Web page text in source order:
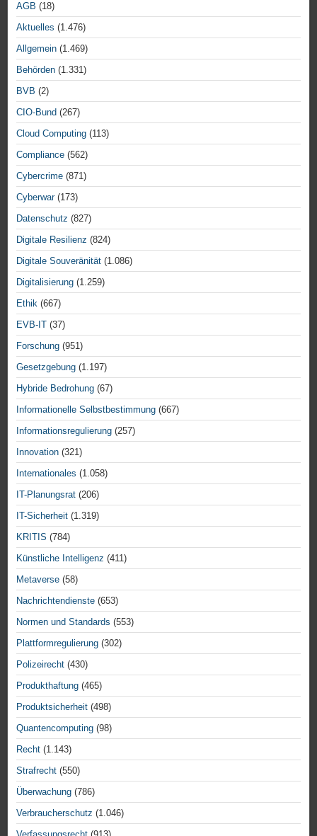
AGB (18)
Aktuelles (1.476)
Allgemein (1.469)
Behörden (1.331)
BVB (2)
CIO-Bund (267)
Cloud Computing (113)
Compliance (562)
Cybercrime (871)
Cyberwar(173)
Datenschutz (827)
Digitale Resilienz (824)
Digitale Souveränität (1.086)
Digitalisierung (1.259)
Ethik (667)
EVB-IT (37)
Forschung (951)
Gesetzgebung (1.197)
Hybride Bedrohung (67)
Informationelle Selbstbestimmung (667)
Informationsregulierung (257)
Innovation (321)
Internationales (1.058)
IT-Planungsrat (206)
IT-Sicherheit (1.319)
KRITIS (784)
Künstliche Intelligenz (411)
Metaverse (58)
Nachrichtendienste (653)
Normen und Standards (553)
Plattformregulierung (302)
Polizeirecht (430)
Produkthaftung (465)
Produktsicherheit (498)
Quantencomputing (98)
Recht (1.143)
Strafrecht (550)
Überwachung (786)
Verbraucherschutz (1.046)